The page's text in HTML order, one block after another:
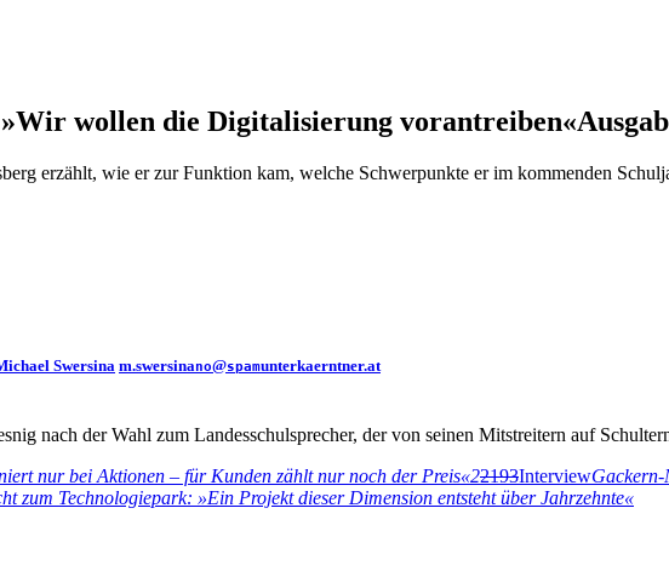
wollen die Digitalisierung vorantreiben«
erzählt, wie er zur Funktion kam, welche Schwerpunkte er im kommenden
Swersina m.swersinano@spamunterkaerntner.at
nach der Wahl zum Landesschulsprecher, der von seinen Mitstreitern auf
nur bei Aktionen – für Kunden zählt nur noch der Preis«22193Interview
zum Technologiepark: »Ein Projekt dieser Dimension entsteht über Jahrzehnte«